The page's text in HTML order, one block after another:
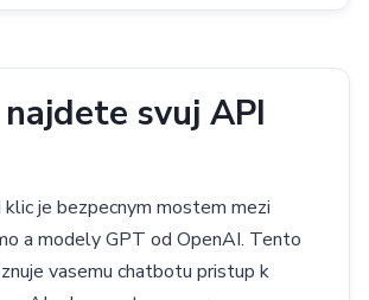
svuj API
klic je bezpecnym mostem mezi
a modely GPT od OpenAI. Tento
vasemu chatbotu pristup k